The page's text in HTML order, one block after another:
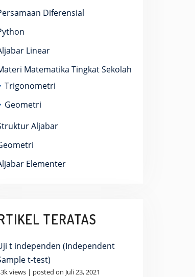
c & = 0 \\bx+c & = 0\end{aligned}
Diferensial
Linear
Matematika Tingkat Sekolah
Trigonometri
Geometri
Aljabar
Elementer
TERATAS
t independen (Independent
t-test)
views | posted on Juli 23, 2021